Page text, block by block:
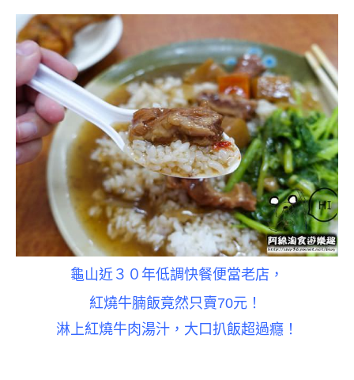
龜山近３０年低調快餐便當老店，
紅燒牛腩飯竟然只賣70元！
淋上紅燒牛肉湯汁，大口扒飯超過癮！